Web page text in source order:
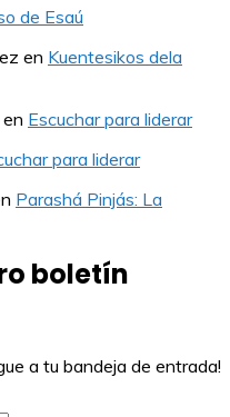
de Esaú
en Kuentesikos dela
en Escuchar para liderar
para liderar
Parashá Pinjás: La
boletín
a tu bandeja de entrada!